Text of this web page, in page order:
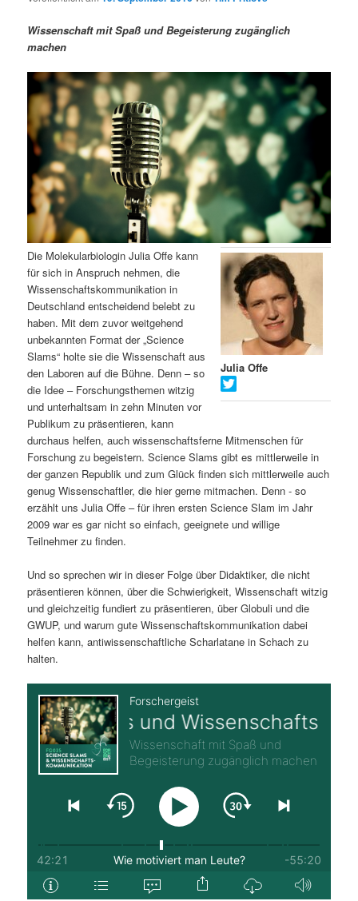
ä
r
e
I
n
h
a
l
t
s
p
r
i
n
g
e
n
n
d
ä
e
n
I
n
h
a
l
t
s
p
r
i
n
g
e
n
n
v
i
g
t
i
o
Wissenschaft mit Spaß und Begeisterung zugänglich
machen
Julia Offe
Die Molekularbiologin Julia Offe kann
für sich in Anspruch nehmen, die
Wissenschaftskommunikation in
Deutschland entscheidend belebt zu
haben. Mit dem zuvor weitgehend
unbekannten Format der „Science
Slams“ holte sie die Wissenschaft aus
den Laboren auf die Bühne. Denn – so
die Idee – Forschungsthemen witzig
und unterhaltsam in zehn Minuten vor
Publikum zu präsentieren, kann
durchaus helfen, auch wissenschaftsferne Mitmenschen für
Forschung zu begeistern. Science Slams gibt es mittlerweile in
der ganzen Republik und zum Glück finden sich mittlerweile auch
genug Wissenschaftler, die hier gerne mitmachen. Denn - so
erzählt uns Julia Offe – für ihren ersten Science Slam im Jahr
2009 war es gar nicht so einfach, geeignete und willige
Teilnehmer zu finden.
Und so sprechen wir in dieser Folge über Didaktiker, die nicht
präsentieren können, über die Schwierigkeit, Wissenschaft witzig
und gleichzeitig fundiert zu präsentieren, über Globuli und die
GWUP, und warum gute Wissenschaftskommunikation dabei
helfen kann, antiwissenschaftliche Scharlatane in Schach zu
halten.